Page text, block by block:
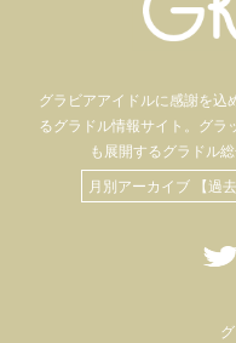
グラビアアイドルに感謝を込
るグラドル情報サイト。 グラ
も 展開するグラドル
月別アーカイブ 【過